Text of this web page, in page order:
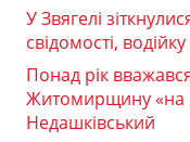
У Звягелі
свідомості,
Понад рік
Житомирщину «на
Недашківський